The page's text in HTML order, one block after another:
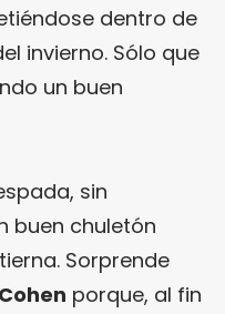
dentro de
invierno. Sólo que
un buen
sin
buen chuletón
Sorprende
Cohen porque, al fin